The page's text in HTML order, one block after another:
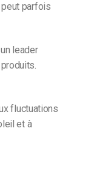
parfois
leader
fluctuations
et à